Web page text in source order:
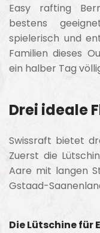
Easy rafting
bestens
spielerisch und
Familien dieses
ein halber Tag
Drei ideale
Swissraft bietet
Zuerst die
Aare mit langen
Gstaad-
Die Lütschine für